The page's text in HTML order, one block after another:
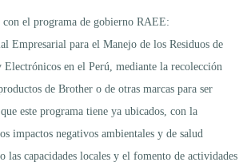
con el programa de gobierno RAEE:
Empresarial para el Manejo de los Residuos de
Electrónicos en el Perú, mediante la recolección
de Brother o de otras marcas para ser
este programa tiene ya ubicados, con la
impactos negativos ambientales y de salud
las capacidades locales y el fomento de actividades